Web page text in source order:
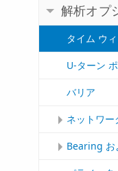
解析オプ
タイム ウ
U-ターン
バリア
ネットワ
Bearing お